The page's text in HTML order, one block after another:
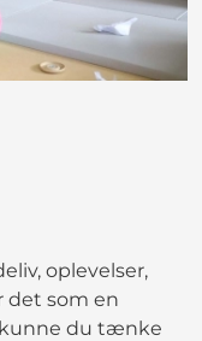
oplevelser,
det som en
du tænke